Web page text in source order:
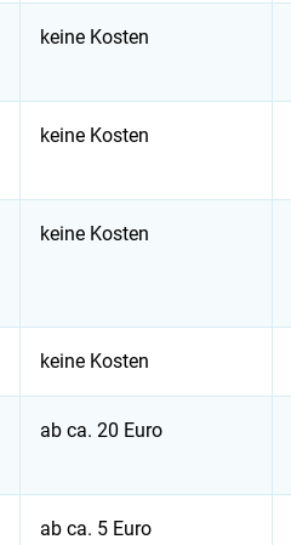
keine Kosten
keine Kosten
keine Kosten
keine Kosten
ab ca. 20 Euro
ab ca. 5 Euro